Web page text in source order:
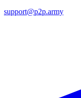
support@p2p.army